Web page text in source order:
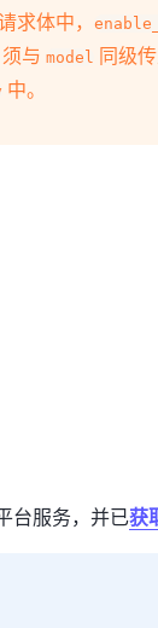
求体中，
与 model 同级
中。
台服务，并已获